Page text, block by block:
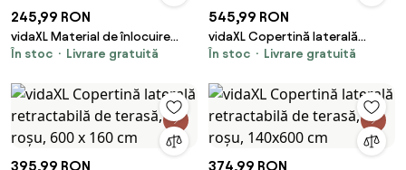
245,99 RON
vidaXL Material de înlocuire
pentru copertină Portocalie și
În stoc Livrare gratuită
545,99 RON
vidaXL Copertină laterală
retractabilă, roșu, 120 x 600 cm
În stoc Livrare gratuită
395,99 RON 374,99 RON